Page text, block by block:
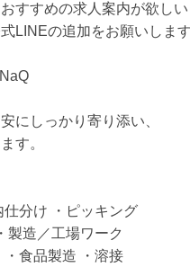
おすすめの求人案内が欲し
LINEの追加をお願いしま
にしっかり寄り添い、
す。
仕分け ・ピッキング
製造／工場ワーク
・食品製造 ・溶接